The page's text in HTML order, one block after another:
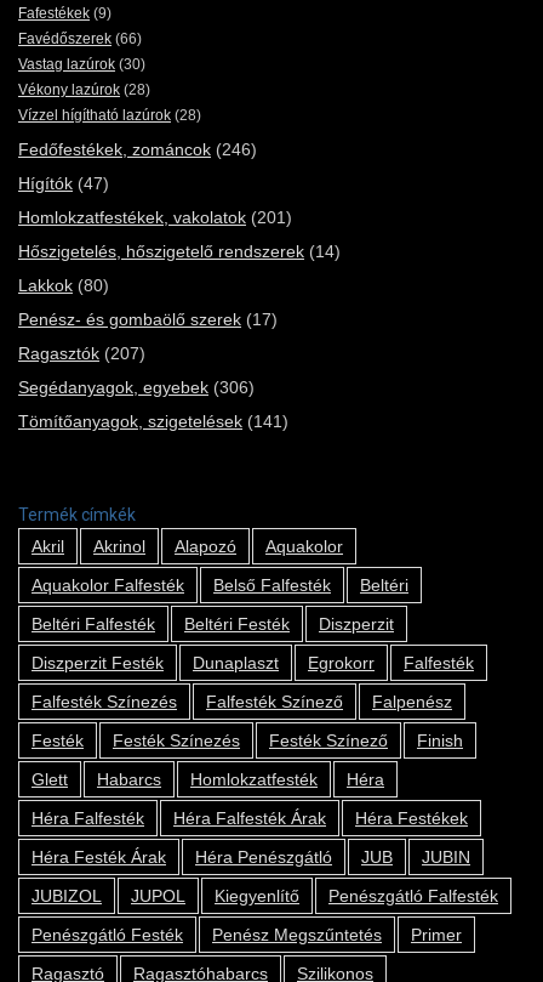
Fafestékek (9)
Favédőszerek (66)
Vastag lazúrok (30)
Vékony lazúrok (28)
Vízzel hígítható lazúrok (28)
Fedőfestékek, zománcok (246)
Hígítók (47)
Homlokzatfestékek, vakolatok (201)
Hőszigetelés, hőszigetelő rendszerek (14)
Lakkok (80)
Penész- és gombaölő szerek (17)
Ragasztók (207)
Segédanyagok, egyebek (306)
Tömítőanyagok, szigetelések (141)
Termék címkék
Akril
Akrinol Alapozó
Aquakolor
Aquakolor Falfesték
Belső Falfesték
Beltéri
Beltéri Falfesték
Beltéri Festék
Diszperzit
Diszperzit Festék
Dunaplaszt Egrokorr
Falfesték
Falfesték Színezés
Falfesték Színező
Falpenész
Festék
Festék Színezés Festék Színező
Finish
Glett
Habarcs Homlokzatfesték
Héra
Héra Falfesték
Héra Falfesték Árak
Héra Festékek
Héra Festék Árak
Héra Penészgátló JUB
JUBIN
JUBIZOL
JUPOL Kiegyenlítő
Penészgátló Falfesték
Penészgátló Festék
Penész Megszűntetés
Primer
Ragasztó
Ragasztóhabarcs Szilikonos